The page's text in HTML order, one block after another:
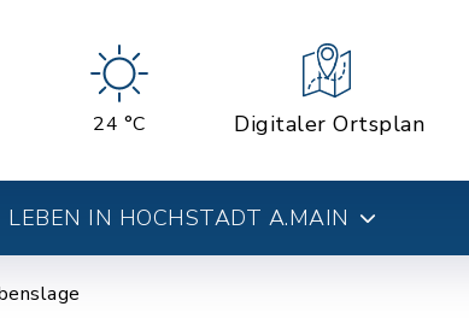
24 °C Digitaler Ortsplan
LEBEN IN HOCHSTADT A.MAIN